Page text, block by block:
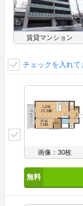
賃貸マンション
チェックを入れ
画像：30枚